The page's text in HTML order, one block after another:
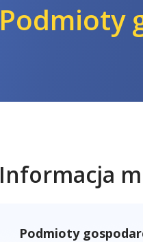
Podmioty
Informacja
Podmioty